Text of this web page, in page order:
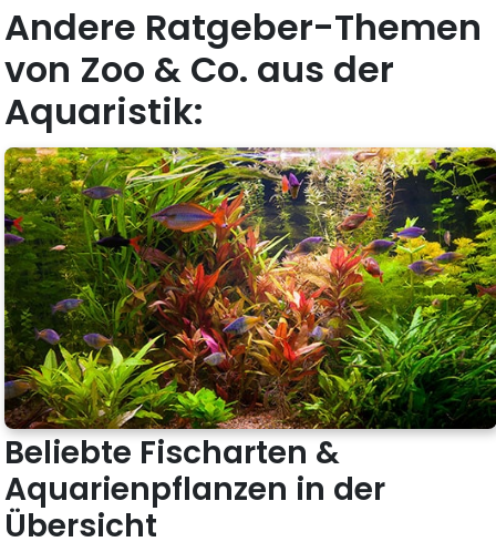
Andere Ratgeber-Themen
von Zoo & Co. aus der
Aquaristik:
Beliebte Fischarten &
Aquarienpflanzen in der
Übersicht